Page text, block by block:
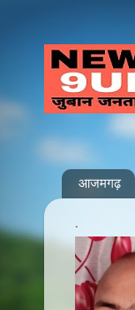
आजमगढ़
.